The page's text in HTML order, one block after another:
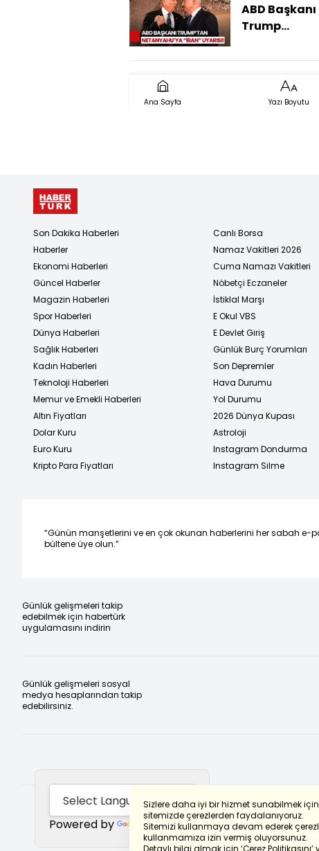
ABD Başkanı
Trump
Uyardı!
Söyledim"
Ana Sayfa Yazı Boyutu
Sizlere daha iyi bir hizmet sunabilmek için
sitemizde çerezlerden faydalanıyoruz.
Sitemizi kullanmaya devam ederek
kullanmamıza izin vermiş oluyorsunuz.
Detaylı bilgi almak için ‘Çerez Politikasını’
Son Dakika Haberleri
Haberler
Ekonomi Haberleri
Güncel Haberler
Magazin Haberleri
Spor Haberleri
Dünya Haberleri
Sağlık Haberleri
Kadın Haberleri
Teknoloji Haberleri
Memur ve Emekli Haberleri
Altın Fiyatları
Dolar Kuru
Euro Kuru
Kripto Para Fiyatları
Canlı Borsa
Namaz Vakitleri 2026
Cuma Namazı Vakitleri
Nöbetçi Eczaneler
İstiklal Marşı
E Okul VBS
E Devlet Giriş
Günlük Burç Yorumları
Son Depremler
Hava Durumu
Yol Durumu
2026 Dünya Kupası
Astroloji
Instagram Dondurma
Instagram Silme
“Günün manşetlerini ve en çok okunan haberlerini her sabah e-
bültene üye olun.”
Günlük gelişmeleri takip
edebilmek için habertürk
uygulamasını indirin
Günlük gelişmeleri sosyal
medya hesaplarından takip
edebilirsiniz.
Powered by Translate